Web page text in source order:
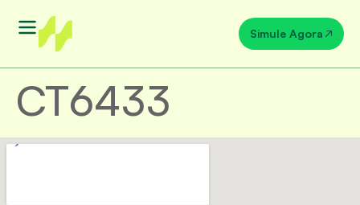
Simule Agora
CT6433